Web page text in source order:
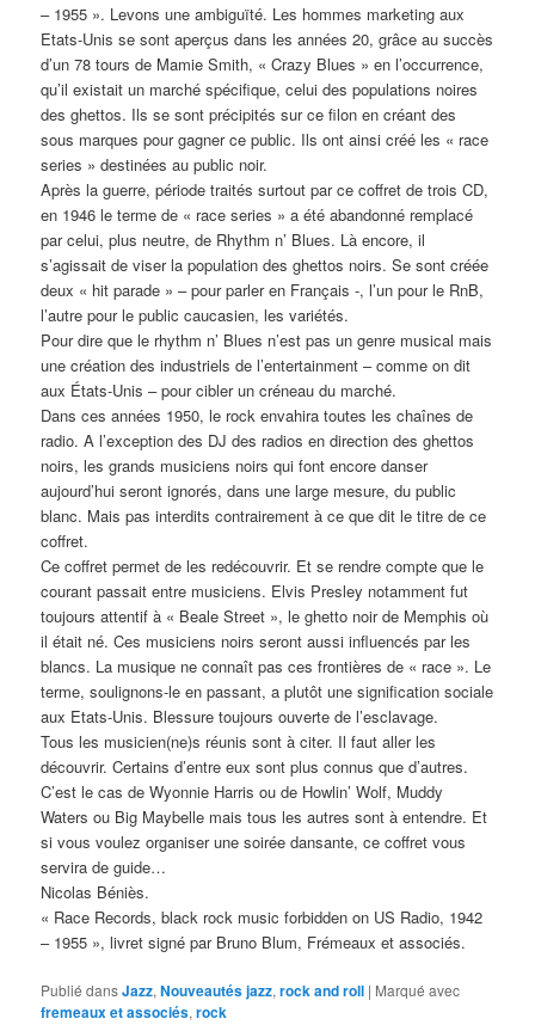
– 1955 ». Levons une ambiguïté. Les hommes marketing aux
Etats-Unis se sont aperçus dans les années 20, grâce au succès
d’un 78 tours de Mamie Smith, « Crazy Blues » en l’occurrence,
qu’il existait un marché spécifique, celui des populations noires
des ghettos. Ils se sont précipités sur ce filon en créant des
sous marques pour gagner ce public. Ils ont ainsi créé les « race
series » destinées au public noir.
Après la guerre, période traités surtout par ce coffret de trois CD,
en 1946 le terme de « race series » a été abandonné remplacé
par celui, plus neutre, de Rhythm n’ Blues. Là encore, il
s’agissait de viser la population des ghettos noirs. Se sont créée
deux « hit parade » – pour parler en Français -, l’un pour le RnB,
l’autre pour le public caucasien, les variétés.
Pour dire que le rhythm n’ Blues n’est pas un genre musical mais
une création des industriels de l’entertainment – comme on dit
aux États-Unis – pour cibler un créneau du marché.
Dans ces années 1950, le rock envahira toutes les chaînes de
radio. A l’exception des DJ des radios en direction des ghettos
noirs, les grands musiciens noirs qui font encore danser
aujourd’hui seront ignorés, dans une large mesure, du public
blanc. Mais pas interdits contrairement à ce que dit le titre de ce
coffret.
Ce coffret permet de les redécouvrir. Et se rendre compte que le
courant passait entre musiciens. Elvis Presley notamment fut
toujours attentif à « Beale Street », le ghetto noir de Memphis où
il était né. Ces musiciens noirs seront aussi influencés par les
blancs. La musique ne connaît pas ces frontières de « race ». Le
terme, soulignons-le en passant, a plutôt une signification sociale
aux Etats-Unis. Blessure toujours ouverte de l’esclavage.
Tous les musicien(ne)s réunis sont à citer. Il faut aller les
découvrir. Certains d’entre eux sont plus connus que d’autres.
C’est le cas de Wyonnie Harris ou de Howlin’ Wolf, Muddy
Waters ou Big Maybelle mais tous les autres sont à entendre. Et
si vous voulez organiser une soirée dansante, ce coffret vous
servira de guide…
Nicolas Béniès.
« Race Records, black rock music forbidden on US Radio, 1942
– 1955 », livret signé par Bruno Blum, Frémeaux et associés.
Publié dansJazz,Nouveautés jazz,rock and roll | Marqué avec
fremeaux et associés,rock